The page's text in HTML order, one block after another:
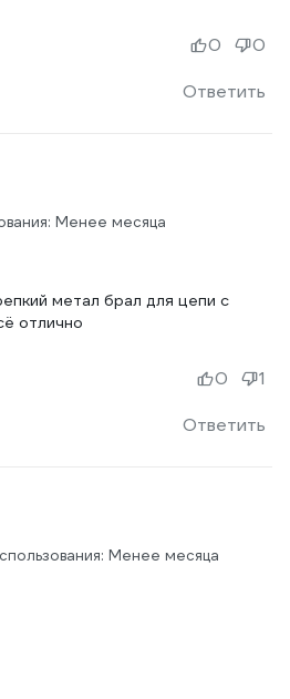
Ответить
0 0
Менее месяца
метал брал для цепи с
отлично
Ответить
0 1
Менее месяца